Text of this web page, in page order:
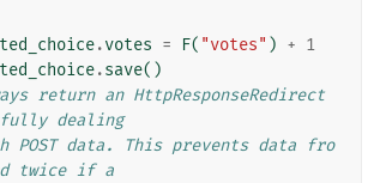
.votes = F( "votes" ) + 1
.save()
return an HttpResponseRedirect
dealing
POST data. This prevents data fro
twice if a